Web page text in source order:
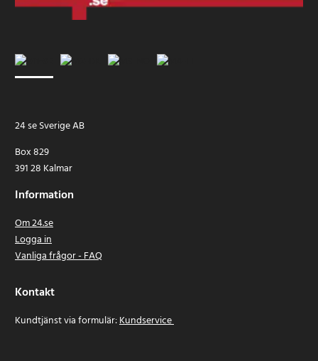
24 se Sverige AB
Box 829
391 28 Kalmar
Information
Om 24.se
Logga in
Vanliga frågor - FAQ
Kontakt
Kundtjänst via formulär:Kundservice